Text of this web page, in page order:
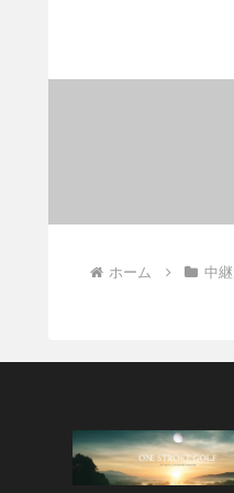
ホーム 中継